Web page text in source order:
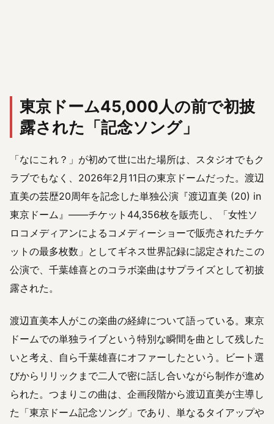
東京ドーム45,000人の前で初披
露された「記念ソング」
「なにこれ？」が初めて世に出た場所は、スタジオでもク
ラブでもなく、2026年2月11日の東京ドームだった。渡辺
直美の芸歴20周年を記念した単独公演『渡辺直美 (20) in
東京ドーム』——チケット44,356枚を販売し、「女性ソ
ロコメディアンによるコメディーショーで販売されたチケ
ットの最多枚数」としてギネス世界記録に認定されたこの
公演で、千葉雄喜とのコラボ楽曲はサプライズとして初披
露された。
渡辺直美本人がこの楽曲の経緯について語っている。東京
ドームでの単独ライブという特別な瞬間を曲として残した
いと考え、自ら千葉雄喜にオファーしたという。ビート選
びからリリックまで二人で密に話し合いながら制作が進め
られた。つまりこの曲は、企画段階から渡辺直美が主導し
た「東京ドーム記念ソング」であり、単なるタイアップや